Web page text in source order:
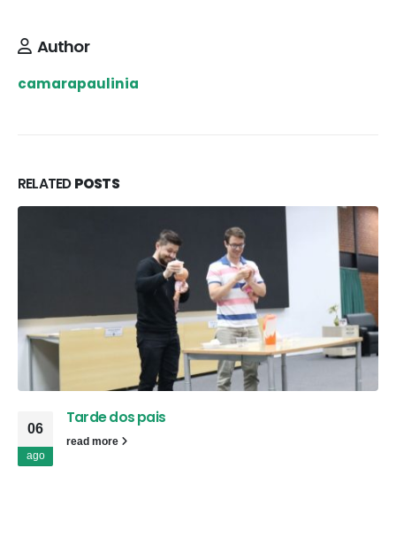
Author
camarapaulinia
RELATEDPOSTS
06
ago
Tarde dos pais
read more